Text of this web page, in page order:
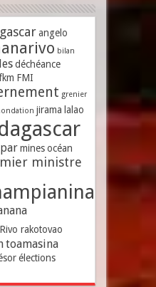
angelo
bilan
déchéance
FMI
grenier
jirama lalao
mines océan
ministre
Rivo rakotovao
toamasina
élections